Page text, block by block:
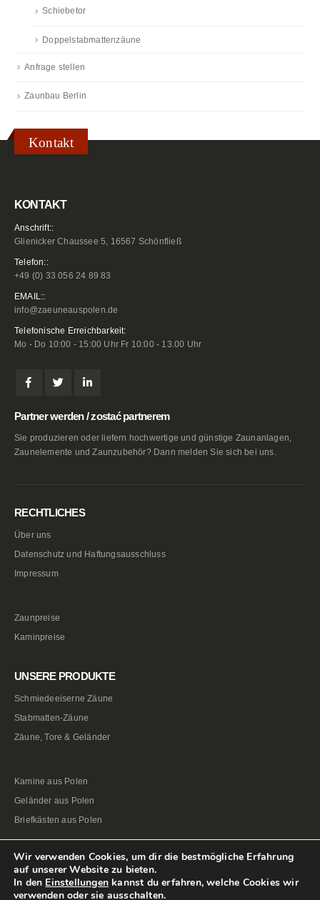
Schiebetor
Doppelstabmattenzäune
Anfrage stellen
Zaunbau Berlin
Kontakt
KONTAKT
Anschrift::
Glienicker Chaussee 5, 16567 Schönfließ
Telefon::
+49 (0) 33 056 24 89 83
EMAIL::
info@zaeuneauspolen.de
Telefonische Erreichbarkeit:
Mo - Do 10:00 - 15:00 Uhr Fr 10:00 - 13.00 Uhr
Partner werden / zostać partnerem
Sie produzieren oder liefern hochwertige und günstige Zaunanlagen,
Zaunelemente und Zaunzubehör? Dann melden Sie sich bei uns.
RECHTLICHES
Über uns
Datenschutz und Haftungsausschluss
Impressum
Zaunpreise
Kaminpreise
UNSERE PRODUKTE
Schmiedeeiserne Zäune
Stabmatten-Zäune
Zäune, Tore & Geländer
Kamine aus Polen
Geländer aus Polen
Briefkästen aus Polen
Wir verwenden Cookies, um dir die bestmögliche Erfahrung
auf unserer Website zu bieten.
In den Einstellungen kannst du erfahren, welche Cookies wir
verwenden oder sie ausschalten.